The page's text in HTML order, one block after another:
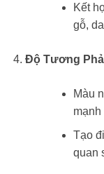
Kết
gỗ,
Độ Tương
Màu
Tạo
quan